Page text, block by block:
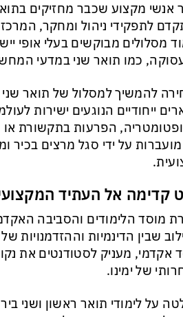
אנשי מקצוע שכבר מחזיקים
לתפקידי ניהול ומחקר,
מסלולים מבוקשים בעלי אופי
כמו תואר שני במדעי
להמשיך למסלול של תואר
ייחודיים הנוגעים ישירות
הפרעות בתקשורת או
על ידי סגל מרצים בכיר
קדימה אל העתיד
מוסד הלימודים והסביבה
שבין הדינמיות וההזדמנויות
אקדמי, מעניק לסטודנטים את
של ימינו.
על לימודי תואר ראשון ושני